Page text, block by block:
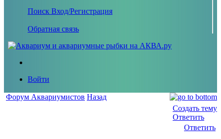
Поиск Вход/Регистрация
Обратная связь
Войти
Форум Аквариумистов Назад
Создать тему
Ответить
Ответить